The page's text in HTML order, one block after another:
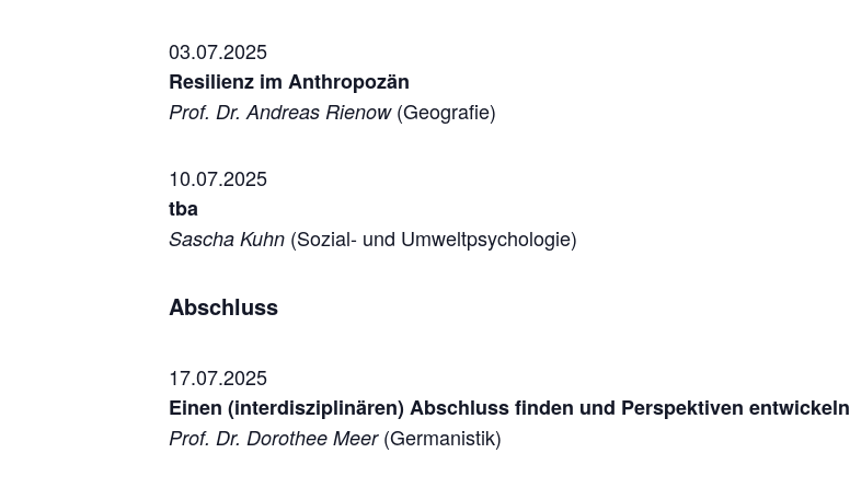
03.07.2025
Resilienz im Anthropozän
Prof. Dr. Andreas Rienow(Geografie)
10.07.2025
tba
Sascha Kuhn (Sozial- und Umweltpsychologie)
Abschluss
17.07.2025
Einen (interdisziplinären) Abschluss finden und Perspektiven entwickeln
Prof. Dr. Dorothee Meer(Germanistik)